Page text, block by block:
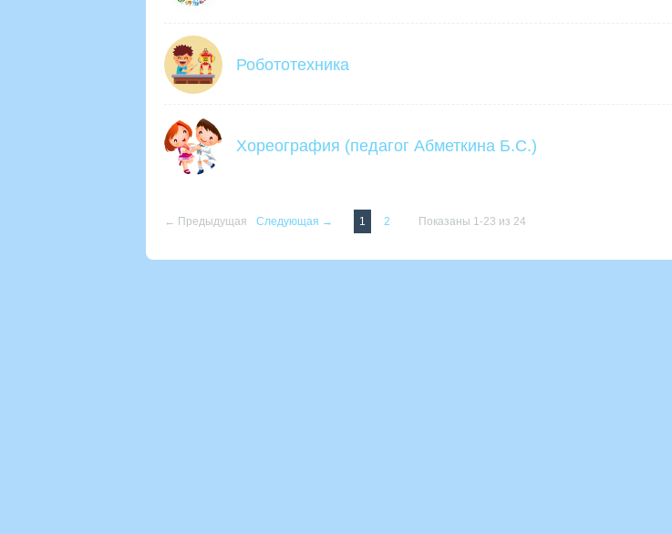
Робототехника
Хореография (педагог Абметкина Б.С.)
← Предыдущая Следующая → 1 2 Показаны 1-23 из 24